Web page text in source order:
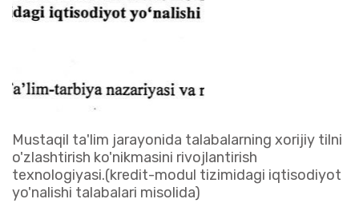
Mustaqil ta'lim jarayonida talabalarning xorijiy tilni
o'zlashtirish ko'nikmasini rivojlantirish
texnologiyasi.(kredit-modul tizimidagi iqtisodiyot
yo'nalishi talabalari misolida)